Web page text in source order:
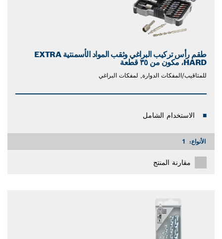
طقم رأس تركيب البراغي وثقب المواد الأسمنتية EXTRA
HARD، مكون من ٣٥ قطعة
للمثاقيب/المفكات الدوارة, لمفكات البراغي
الاستخدام الشامل
الأنواع: 1
مقارنة المنتج